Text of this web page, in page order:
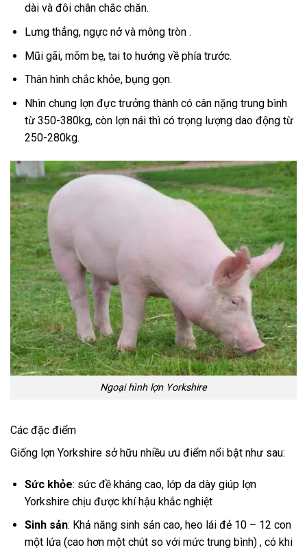
dài và đôi chân chắc chăn.
Lưng thẳng, ngực nở và mông tròn .
Mũi gãi, mõm bẹ, tai to hướng về phía trước.
Thân hình chắc khỏe, bụng gọn.
Nhìn chung lợn đực trưởng thành có cân nặng trung bình
từ 350-380kg, còn lợn nái thì có trọng lượng dao động từ
250-280kg.
Ngoại hình lợn Yorkshire
Các đặc điểm
Giống lợn Yorkshire sở hữu nhiều ưu điểm nổi bật như sau:
Sức khỏe: sức đề kháng cao, lớp da dày giúp lợn
Yorkshire chịu được khí hậu khắc nghiệt
Sinh sản: Khả năng sinh sản cao, heo lái đẻ 10 – 12 con
một lứa (cao hơn một chút so với mức trung bình) , có khi